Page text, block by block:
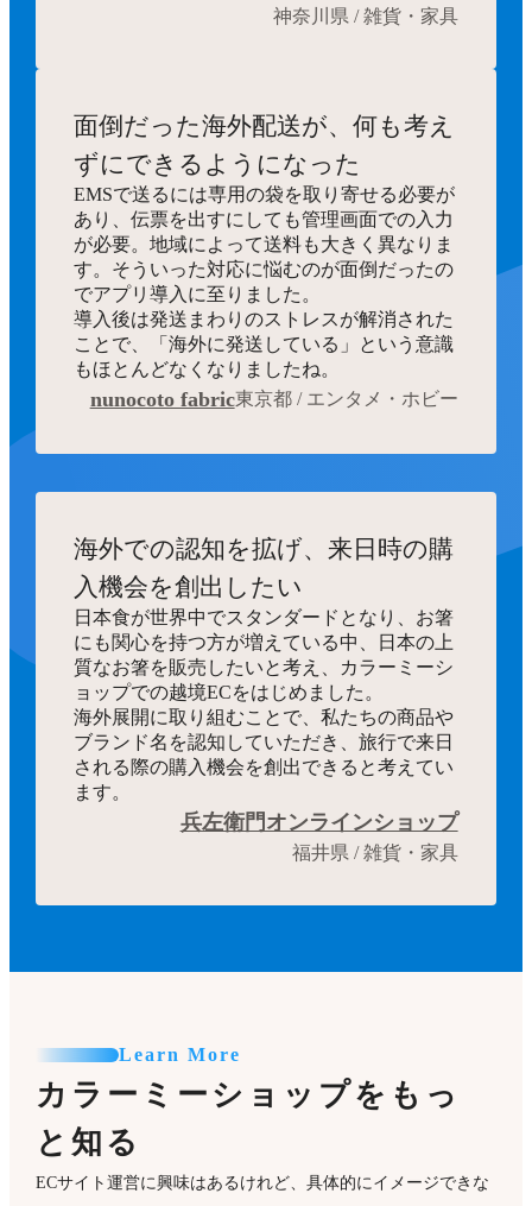
神奈川県 / 雑貨・家具
面倒だった海外配送が、何も考え
ずにできるようになった
EMSで送るには専用の袋を取り寄せる必要が
あり、伝票を出すにしても管理画面での入力
が必要。地域によって送料も大きく異なりま
す。そういった対応に悩むのが面倒だったの
でアプリ導入に至りました。
導入後は発送まわりのストレスが解消された
ことで、「海外に発送している」という意識
もほとんどなくなりましたね。
nunocoto fabric東京都 / エンタメ・ホビー
海外での認知を拡げ、来日時の購
入機会を創出したい
日本食が世界中でスタンダードとなり、お箸
にも関心を持つ方が増えている中、日本の上
質なお箸を販売したいと考え、カラーミーシ
ョップでの越境ECをはじめました。
海外展開に取り組むことで、私たちの商品や
ブランド名を認知していただき、旅行で来日
される際の購入機会を創出できると考えてい
ます。
兵左衛門オンラインショップ
福井県 / 雑貨・家具
Learn More
カラーミーショップをもっ
と知る
ECサイト運営に興味はあるけれど、具体的にイメージできな